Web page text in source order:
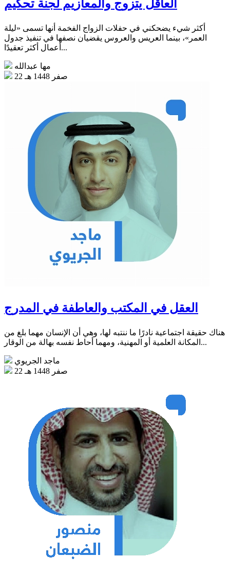
العاقل يتزوج والمعازيم لجنة تحكيم
أكثر شيء يضحكني في حفلات الزواج الفخمة أنها تسمى «ليلة
العمر»، بينما العريس والعروس يقضيان نصفها في تنفيذ جدول
أعمال أكثر تعقيدًا...
مها عبدالله
22 صفر 1448 هـ
العقل في المكتب والعاطفة في المدرج
هناك حقيقة اجتماعية نادرًا ما ننتبه لها، وهي أن الإنسان مهما بلغ من
المكانة العلمية أو المهنية، ومهما أحاط نفسه بهالة من الوقار...
ماجد الجريوي
22 صفر 1448 هـ